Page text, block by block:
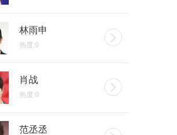
林雨申
热度:0
肖战
热度:0
范丞丞